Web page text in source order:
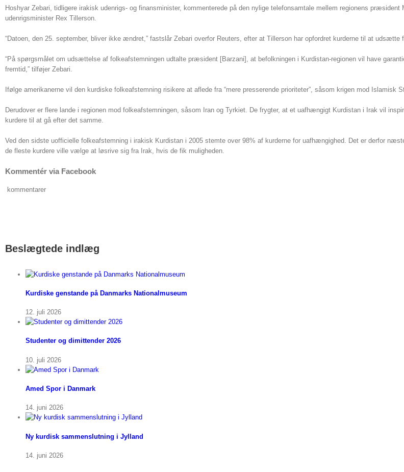
Hoshyar Zebari, tidligere irakisk udenrigs- og finansminister, kommenterede på den nylige telefonsamtale mellem regionens præsident
udenrigsminister Rex Tillerson.
“Datoen, den 25. september, bliver ikke ændret,” fastslår Zebari overfor Reuters, efter at Tillerson har opfordret kurderne til at udsætte
“På spørgsmålet om udsættelse af folkeafstemningen udtalte præsident [Barzani], at befolkningen i Kurdistan-regionen vil have
fremtid,” tilføjer Zebari.
Ifølge amerikanerne vil den kurdiske folkeafstemning risikere at aflede fra “mere presserende prioriteter”, såsom krigen mod Islamisk
Derudover er flere lande i regionen mod folkeafstemningen, såsom Iran og Tyrkiet. De frygter, at et uafhængigt Kurdistan i Irak vil
kurdere til at gå efter det samme.
Ved den sidste uofficielle folkeafstemning i irakisk Kurdistan i 2005 stemte over 98% af kurderne for uafhængighed. Det er derfor
de fleste kurdere ville vælge at løsrive sig fra Irak, hvis de fik muligheden.
Kommentér via Facebook
kommentarer
Beslægtede indlæg
Kurdiske genstande på Danmarks Nationalmuseum
12. juli 2026
Studenter og dimittender 2026
10. juli 2026
Amed Spor i Danmark
14. juni 2026
Ny kurdisk sammenslutning i Jylland
14. juni 2026